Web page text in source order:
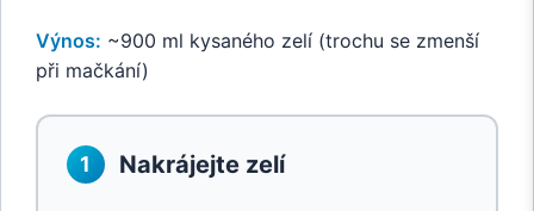
Výnos: ~900 ml kysaného zelí (trochu se zmenší
při mačkání)
1 Nakrájejte zelí